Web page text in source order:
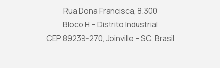
Rua Dona Francisca, 8.300
Bloco H – Distrito Industrial
CEP 89239-270, Joinville – SC, Brasil